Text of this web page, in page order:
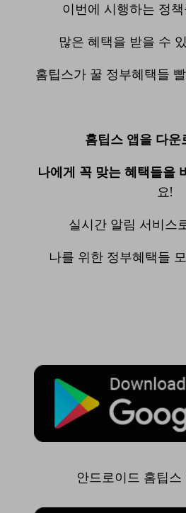
이번에 시행하는 정
많은 혜택을 받을 수
홈팁스가 꿀 정부혜택들
홈팁스 앱을 다운
나에게 꼭 맞는 혜택들을
요!
실시간 알림 서비스
나를 위한 정부혜택들
안드로이드 홈팁